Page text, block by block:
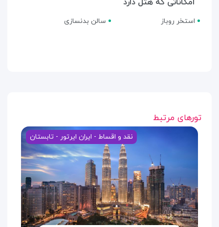
امکاناتی که هتل دارد
استخر روباز سالن بدنسازی
تورهای مرتبط
نقد و اقساط - ایران ایرتور - تابستان